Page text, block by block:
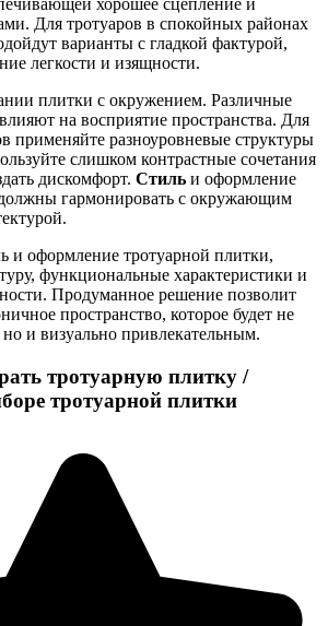
хорошее сцепление и
Для тротуаров в спокойных районах
варианты с гладкой фактурой,
легкости и изящности.
плитки с окружением. Различные
на восприятие пространства. Для
применяйте разноуровневые структуры
слишком контрастные сочетания
дискомфорт. Стиль и оформление
гармонировать с окружающим
и оформление тротуарной плитки,
функциональные характеристики и
Продуманное решение позволит
пространство, которое будет не
и визуально привлекательным.
тротуарную плитку /
тротуарной плитки